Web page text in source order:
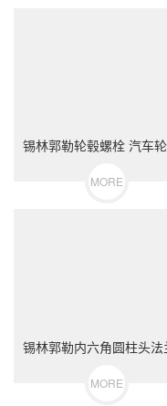
MORE
MORE